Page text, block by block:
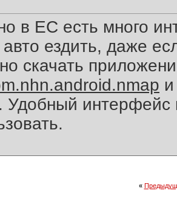
в ЕС есть много
ездить, даже
скачать
Удобный интерфейс
«